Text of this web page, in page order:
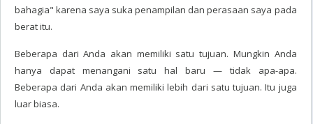
bahagia" karena saya suka penampilan dan perasaan saya pada
berat itu.
Beberapa dari Anda akan memiliki satu tujuan. Mungkin Anda
hanya dapat menangani satu hal baru — tidak apa-apa.
Beberapa dari Anda akan memiliki lebih dari satu tujuan. Itu juga
luar biasa.